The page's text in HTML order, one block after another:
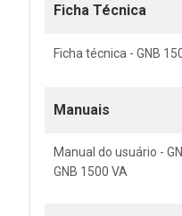
Ficha Técnica
Ficha técnica - GNB
Manuais
Manual do usuário -
GNB 1500 VA